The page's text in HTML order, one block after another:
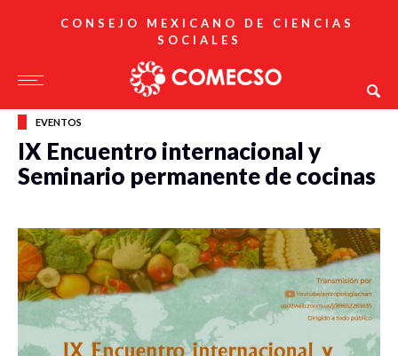
CONSEJO MEXICANO DE CIENCIAS
SOCIALES
EVENTOS
IX Encuentro internacional y
Seminario permanente de cocinas